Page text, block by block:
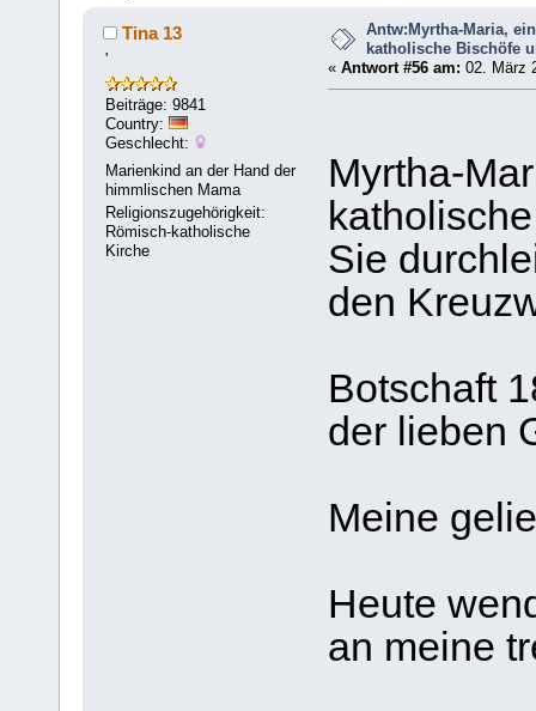
Tina 13
'
Beiträge: 9841
Country:
Geschlecht:
Marienkind an der Hand der
himmlischen Mama
Religionszugehörigkeit:
Römisch-katholische
Kirche
Antw:Myrtha-Maria,
katholische Bischöfe
« Antwort #56 am: 02. März
Myrtha-
Sie
den
Botschaft
der lieben
Meine
Heute
an meine